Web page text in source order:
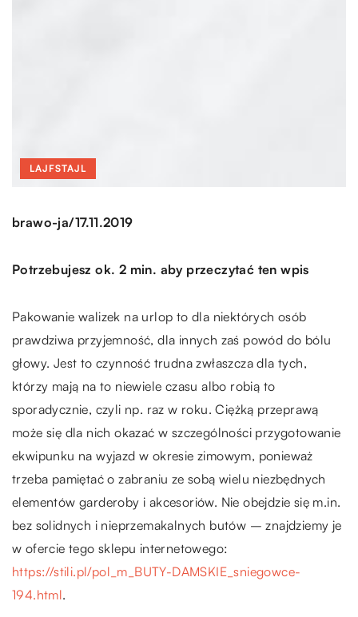
LAJFSTAJL
brawo-ja/17.11.2019
Potrzebujesz ok. 2 min. aby przeczytać ten wpis
Pakowanie walizek na urlop to dla niektórych osób
prawdziwa przyjemność, dla innych zaś powód do bólu
głowy. Jest to czynność trudna zwłaszcza dla tych,
którzy mają na to niewiele czasu albo robią to
sporadycznie, czyli np. raz w roku. Ciężką przeprawą
może się dla nich okazać w szczególności przygotowanie
ekwipunku na wyjazd w okresie zimowym, ponieważ
trzeba pamiętać o zabraniu ze sobą wielu niezbędnych
elementów garderoby i akcesoriów. Nie obejdzie się m.in.
bez solidnych i nieprzemakalnych butów – znajdziemy je
w ofercie tego sklepu internetowego:
https://stili.pl/pol_m_BUTY-DAMSKIE_sniegowce-
194.html.